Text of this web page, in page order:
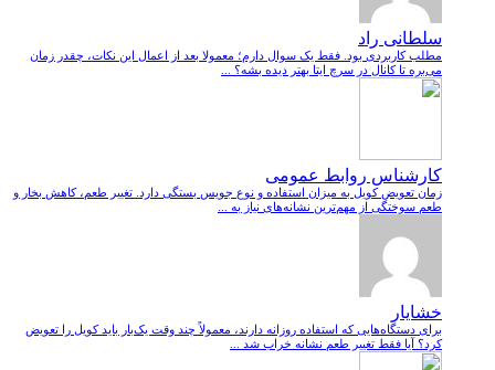
سلطانی راد
مطلب کاربردی بود. فقط یک سوال دارم؛ معمولا بعد از اعمال این نکات، چقدر زمان
می‌بره تا کانال در سرچ ایتا بهتر دیده بشه؟ ...
کارشناس روابط عمومی
زمان تعویض کویل به میزان استفاده و نوع جویس بستگی دارد. تغییر طعم، کاهش بخار و
طعم سوختگی از مهم‌ترین نشانه‌های نیاز به ...
خشایار
برای دستگاه‌هایی که استفاده روزانه دارند، معمولاً چند وقت یک‌بار باید کویل را تعویض
کرد؟ آیا فقط تغییر طعم نشانه خراب شد ...